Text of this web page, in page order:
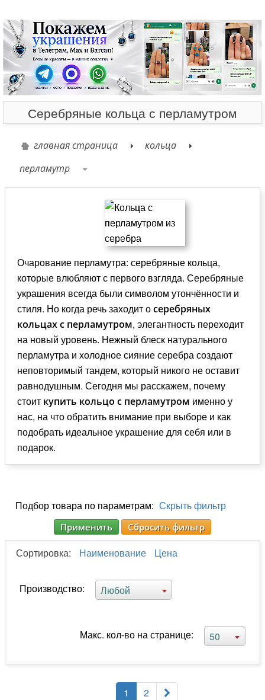
Серебряные кольца с перламутром
главная страница
кольца
перламутр
Очарование перламутра: серебряные кольца,
которые влюбляют с первого взгляда. Серебряные
украшения всегда были символом утончённости и
стиля. Но когда речь заходит осеребряных
кольцах с перламутром, элегантность переходит
на новый уровень. Нежный блеск натурального
перламутра и холодное сияние серебра создают
неповторимый тандем, который никого не оставит
равнодушным. Сегодня мы расскажем, почему
стоит купить кольцо с перламутром именно у
нас, на что обратить внимание при выборе и как
подобрать идеальное украшение для себя или в
подарок.
Подбор товара по параметрам: Скрыть фильтр
Применить Сбросить фильтр
Сортировка: Наименование Цена
Производство: Любой
Макс. кол-во на странице: 50
1 2